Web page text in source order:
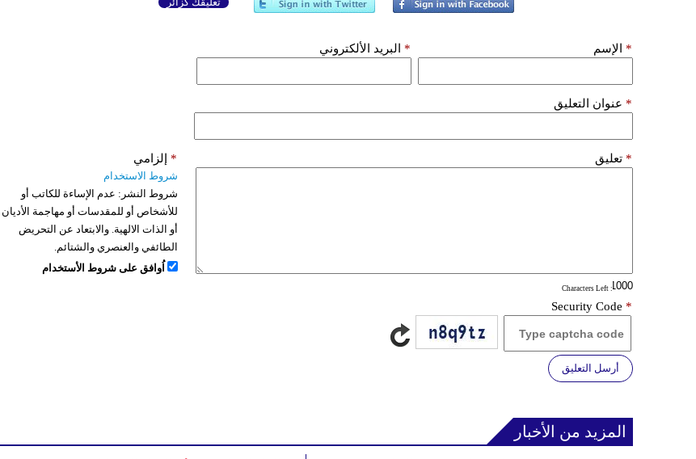
الإسم * البريد الألكتروني *
عنوان التعليق *
تعليق *
: Characters Left
إلزامي *
شروط الاستخدام
شروط النشر: عدم الإساءة للكاتب أو
للأشخاص أو للمقدسات أو مهاجمة الأديان
أو الذات الالهية. والابتعاد عن التحريض
الطائفي والعنصري والشتائم.
اُوافق على شروط الأستخدام
Security Code *
أرسل التعليق
المزيد من الأخبار